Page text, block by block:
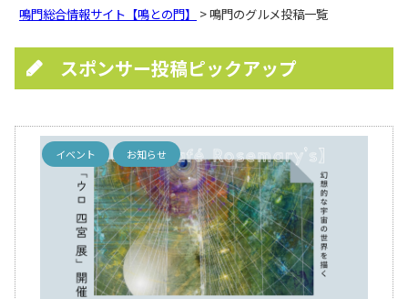
鳴門総合情報サイト【鳴との門】 > 鳴門のグルメ投稿一覧
スポンサー投稿ピックアップ
イベント お知らせ